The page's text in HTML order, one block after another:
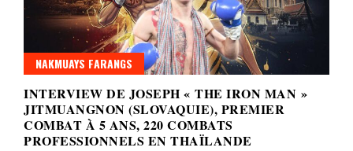
NAKMUAYS FARANGS
INTERVIEW DE JOSEPH « THE IRON MAN »
JITMUANGNON (SLOVAQUIE), PREMIER
COMBAT À 5 ANS, 220 COMBATS
PROFESSIONNELS EN THAÏLANDE